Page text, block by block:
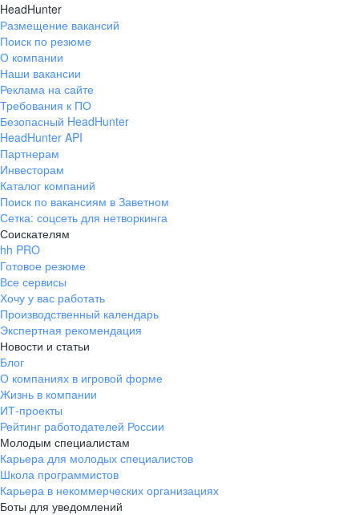
HeadHunter
Размещение вакансий
Поиск по резюме
О компании
Наши вакансии
Реклама на сайте
Требования к ПО
Безопасный HeadHunter
HeadHunter API
Партнерам
Инвесторам
Каталог компаний
Поиск по вакансиям в Заветном
Сетка: соцсеть для нетворкинга
Соискателям
hh PRO
Готовое резюме
Все сервисы
Хочу у вас работать
Производственный календарь
Экспертная рекомендация
Новости и статьи
Блог
О компаниях в игровой форме
Жизнь в компании
ИТ-проекты
Рейтинг работодателей России
Молодым специалистам
Карьера для молодых специалистов
Школа программистов
Карьера в некоммерческих организациях
Боты для уведомлений